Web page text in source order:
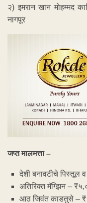
२) इमरान खान मोहम्मद
नागपूर
जप्त मालमत्ता –
देशी बनावटीचे पिस्तूल
अतिरिक्त मॅग्झिन –
आठ जिवंत काडतुसे –